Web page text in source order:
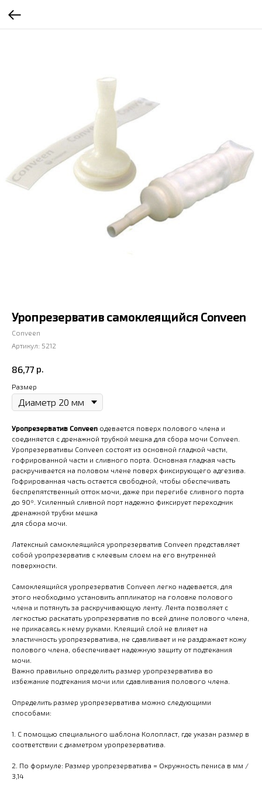
Уропрезерватив самоклеящийся Conveen
Conveen
Артикул: 5212
86,77 р.
Размер
Уропрезерватив Conveen одевается поверх полового члена и
соединяется с дренажной трубкой мешка для сбора мочи Conveen.
Уропрезервативы Conveen состоят из основной гладкой части,
гофрированной части и сливного порта. Основная гладкая часть
раскручивается на половом члене поверх фиксирующего адгезива.
Гофрированная часть остается свободной, чтобы обеспечивать
беспрепятственный отток мочи, даже при перегибе сливного порта
до 90º. Усиленный сливной порт надежно фиксирует переходник
дренажной трубки мешка
для сбора мочи.
Латексный самоклеящийся уропрезерватив Conveen представляет
собой уропрезерватив с клеевым слоем на его внутренней
поверхности.
Самоклеящийся уропрезерватив Conveen легко надевается, для
этого необходимо установить аппликатор на головке полового
члена и потянуть за раскручивающую ленту. Лента позволяет с
легкостью раскатать уропрезерватив по всей длине полового члена,
не прикасаясь к нему руками. Клеящий слой не влияет на
эластичность уропрезерватива, не сдавливает и не раздражает кожу
полового члена, обеспечивает надежную защиту от подтекания
мочи.
Важно правильно определить размер уропрезерватива во
избежание подтекания мочи или сдавливания полового члена.
Определить размер уропрезерватива можно следующими
способами:
1. С помощью специального шаблона Колопласт, где указан размер в
соответствии с диаметром уропрезерватива.
2. По формуле: Размер уропрезерватива = Окружность пениса в мм /
3,14